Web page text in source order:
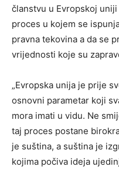
članstvu u Evropskoj
proces u kojem se
pravna tekovina a da se
vrijednosti koje su
„Evropska unija je prije
osnovni parametar koji
mora imati u vidu. Ne
taj proces postane
je suština, a suština je
kojima počiva ideja